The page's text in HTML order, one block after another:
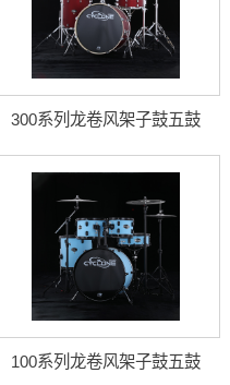
300系列龙卷风架子鼓五鼓
100系列龙卷风架子鼓五鼓